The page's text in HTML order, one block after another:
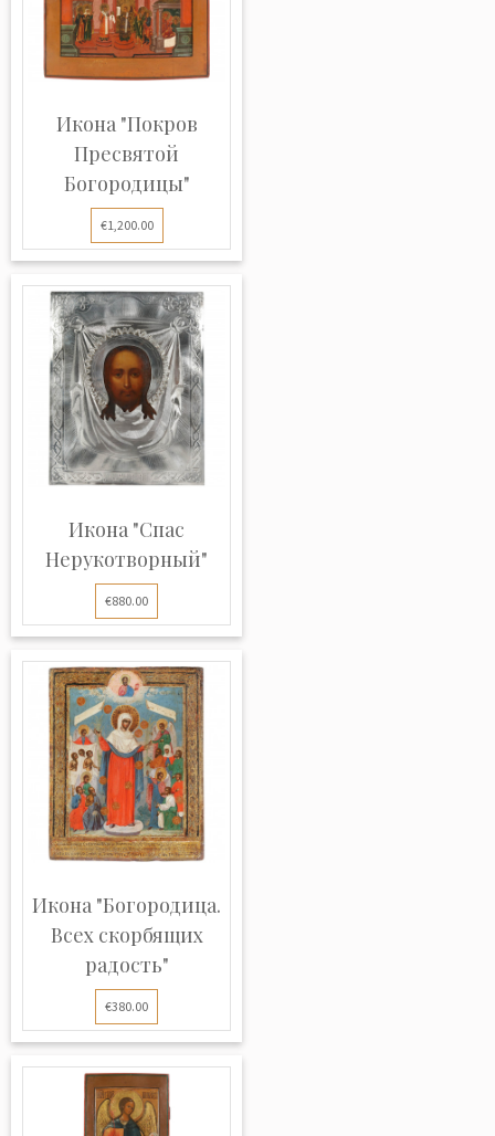
Икона "Покров
Пресвятой
Богородицы"
€1,200.00
Икона "Спас
Нерукотворный"
€880.00
Икона "Богородица.
Всех скорбящих
радость"
€380.00